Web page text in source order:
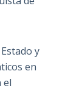
y
en
el